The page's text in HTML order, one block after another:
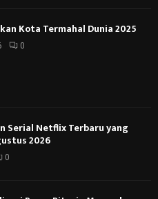
Kota Termahal Dunia 2025
0
Serial Netflix Terbaru yang
2026
0